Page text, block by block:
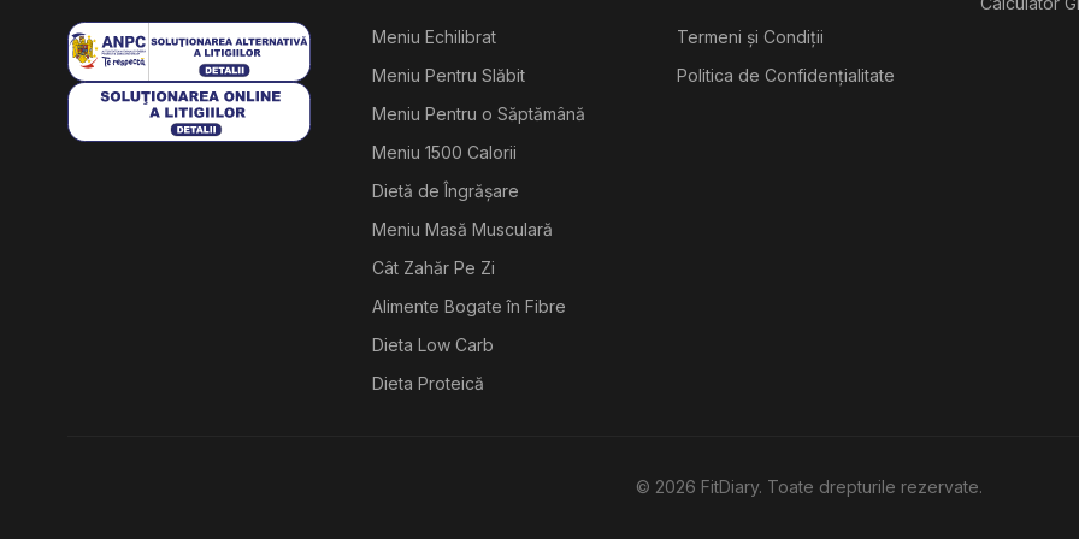
Meniu Echilibrat
Meniu Pentru Slăbit
Meniu Pentru o Săptămână
Meniu 1500 Calorii
Dietă de Îngrășare
Meniu Masă Musculară
Cât Zahăr Pe Zi
Alimente Bogate în Fibre
Dieta Low Carb
Dieta Proteică
Termeni și Condiții
Politica de Confidențialitate
© 2026 FitDiary. Toate drepturile rezervate.